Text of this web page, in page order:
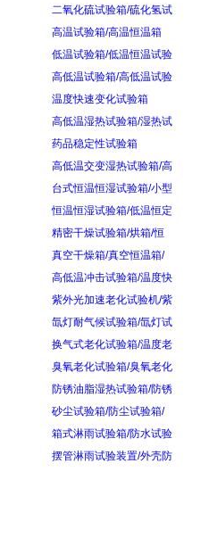
二氧化硫试验箱/硫化氢试
高温试验箱/高温恒温箱
低温试验箱/低温恒温试验
高低温试验箱/高低温试验
温度快速变化试验箱
高低温湿热试验箱/湿热试
药品稳定性试验箱
高低温交变湿热试验箱/高
台式恒温恒湿试验箱/小型
恒温恒湿试验箱/低温恒定
精密干燥试验箱/烘箱/恒
真空干燥箱/真空恒温箱/
高低温冲击试验箱/温度快
紫外光加速老化试验机/紫
氙灯耐气候试验箱/氙灯试
换气式老化试验箱/温度老
臭氧老化试验箱/臭氧老化
防锈油脂湿热试验箱/防锈
砂尘试验箱/防尘试验箱/
箱式淋雨试验箱/防水试验
摆管淋雨试验装置/外壳防